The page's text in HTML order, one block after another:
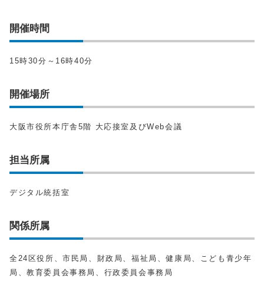
開催時間
15時30分～16時40分
開催場所
大阪市役所本庁舎5階 大応接室及びWeb会議
担当所属
デジタル統括室
関係所属
全24区役所、市民局、財政局、福祉局、健康局、こども青少年
局、教育委員会事務局、行政委員会事務局